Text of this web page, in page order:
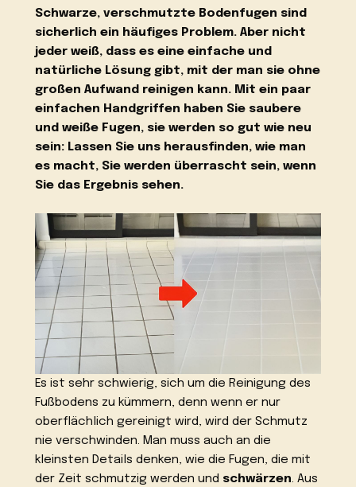
Schwarze, verschmutzte Bodenfugen sind
sicherlich ein häufiges Problem. Aber nicht
jeder weiß, dass es eine einfache und
natürliche Lösung gibt, mit der man sie ohne
großen Aufwand reinigen kann. Mit ein paar
einfachen Handgriffen haben Sie saubere
und weiße Fugen, sie werden so gut wie neu
sein: Lassen Sie uns herausfinden, wie man
es macht, Sie werden überrascht sein, wenn
Sie das Ergebnis sehen.
Es ist sehr schwierig, sich um die Reinigung des
Fußbodens zu kümmern, denn wenn er nur
oberflächlich gereinigt wird, wird der Schmutz
nie verschwinden. Man muss auch an die
kleinsten Details denken, wie die Fugen, die mit
der Zeit schmutzig werden und schwärzen. Aus